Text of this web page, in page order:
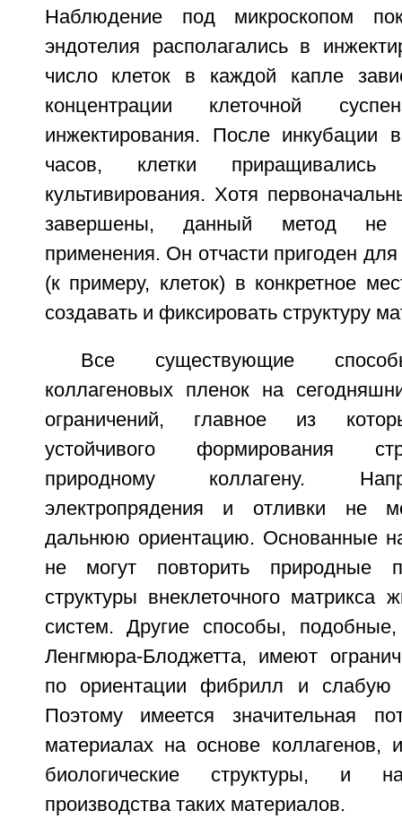
Наблюдение под микроскопом
эндотелия располагались в
число клеток в каждой капле
концентрации клеточной
инжектирования. После инкубации
часов, клетки
культивирования. Хотя
завершены, данный метод не
применения. Он отчасти пригоден
(к примеру, клеток) в конкретное
создавать и фиксировать структуру
Все существующие
коллагеновых пленок на
ограничений, главное из
устойчивого формирования
природному коллагену.
электропрядения и отливки не
дальнюю ориентацию. Основанные
не могут повторить природные
структуры внеклеточного матрикса
систем. Другие способы,
Ленгмюра-Блоджетта, имеют
по ориентации фибрилл и слабую
Поэтому имеется значительная
материалах на основе коллагенов,
биологические структуры, и
производства таких материалов.